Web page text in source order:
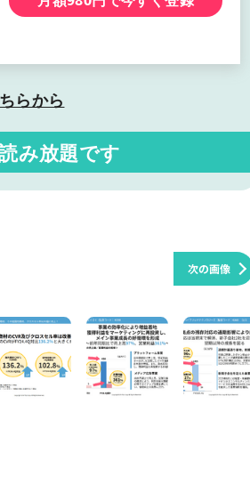
らから
み放題です
次の画像